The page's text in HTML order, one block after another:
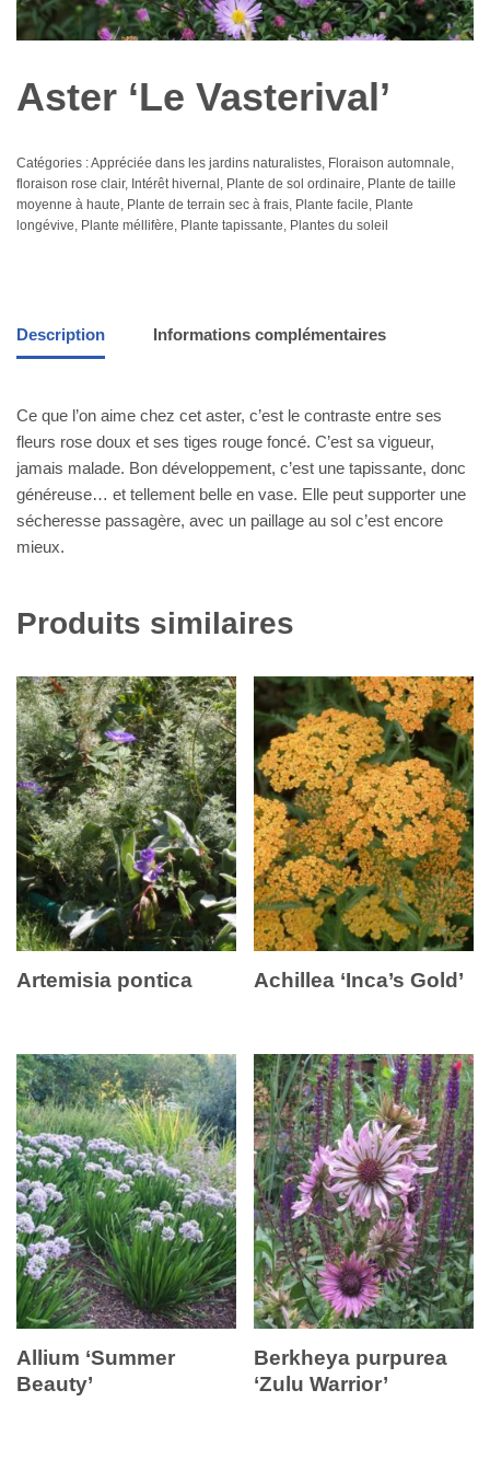
Aster ‘Le Vasterival’
Catégories :Appréciée dans les jardins naturalistes, Floraison automnale,
floraison rose clair, Intérêt hivernal , Plante de sol ordinaire, Plante de taille
moyenne à haute, Plante de terrain sec à frais, Plante facile, Plante
longévive, Plante méllifère, Plante tapissante, Plantes du soleil
Description Informations complémentaires
Ce que l’on aime chez cet aster, c’est le contraste entre ses
fleurs rose doux et ses tiges rouge foncé. C’est sa vigueur,
jamais malade. Bon développement, c’est une tapissante, donc
généreuse… et tellement belle en vase. Elle peut supporter une
sécheresse passagère, avec un paillage au sol c’est encore
mieux.
Produits similaires
Artemisia pontica Achillea ‘Inca’s Gold’
Allium ‘Summer
Beauty’
Berkheya purpurea
‘Zulu Warrior’